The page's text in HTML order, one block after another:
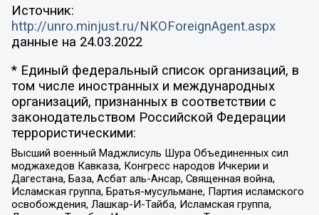
Источник:
http://unro.minjust.ru/NKOForeignAgent.aspx
данные на 24.03.2022
* Единый федеральный список организаций, в
том числе иностранных и международных
организаций, признанных в соответствии с
законодательством Российской Федерации
террористическими:
Высший военный Маджлисуль Шура Объединенных сил
моджахедов Кавказа, Конгресс народов Ичкерии и
Дагестана, База, Асбат аль-Ансар, Священная война,
Исламская группа, Братья-мусульмане, Партия исламского
освобождения, Лашкар-И-Тайба, Исламская группа,